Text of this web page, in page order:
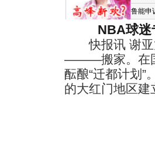
鲁能申
NBA球迷
快报讯 谢亚
———搬家。在国
酝酿“迁都计划”
的大红门地区